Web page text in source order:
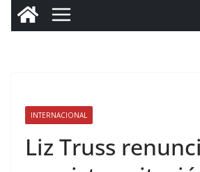
INTERNACIONAL
Liz Truss